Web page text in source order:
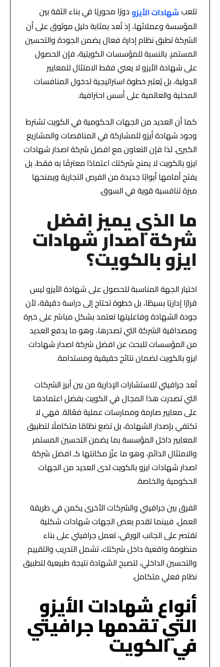
تلعبشهادات الأيزودورًا محوريًا في بناء الثقة بين
المؤسسة وعملائها، إذ تُعد بمثابة دليل موثوق على أن
الشركة تطبق نظام إدارة فعال يضمن الجودة والتحسين
المستمر. بالنسبة للمؤسسات الكويتية، فإن الحصول
على شهادة الأيزو لا يعني فقط الامتثال للمعايير
الدولية، بل يُعتبر خطوة استراتيجية لدخول المنافسات
المحلية والعالمية على أسس احترافية.
كما أن العديد من الجهات الحكومية في الكويت تشترط
وجود شهادة أيزو للمشاركة في المناقصات والمشاريع
الكبرى. لذا فإن التعاون مع افضل شركة اصدار شهادات
ايزو بالكويت لا يمنح شركتك اعتمادًا معترفًا به فقط، بل
يفتح أمامها أبوابًا جديدة من الفرص التجارية ويمنحها
ميزة تنافسية قوية في السوق.
ما الذي يميز افضل
شركة اصدار شهادات
ايزو بالكويت؟
اختيار الجهة المناسبة للحصول على شهادة الأيزو ليس
قرارًا إداريًا بسيطًا، بل خطوة تحتاج إلى دراسة دقيقة، لأن
جودة الشهادة وفاعليتها تعتمد بشكل مباشر على خبرة
ومصداقية الشركة التي تصدرها، وهو ما يدفع العديد
من المؤسسات للبحث عن افضل شركة اصدار شهادات
ايزو بالكويت لضمان نتائج حقيقية ومستدامة.
تُعد جرافيتي للاستشارات الإدارية من بين أبرز الشركات
التي تصدرت هذا المجال في الكويت بفضل اعتمادها
على معايير صارمة وممارسات عملية فعّالة. فهي لا
تكتفي بإصدار الشهادة، بل تضع نظامًا متكاملًا لتطبيق
المعايير داخل المؤسسة بما يضمن التحسين المستمر
والامتثال الدائم، وهو ما عزّز مكانتها كـ افضل شركة
اصدار شهادات ايزو بالكويت لدى العديد من الجهات
الحكومية والخاصة.
الفرق بين جرافيتي والشركات الأخرى يكمن في طريقة
العمل. فبينما تقدم بعض الجهات شهادات شكلية
تقتصر على الجانب الورقي، تعمل جرافيتي على بناء
منظومة واقعية داخل شركتك، تشمل التدريب والتقييم
والتحسين الداخلي، لتصبح الشهادة نتيجة طبيعية لتطبيق
نظام فعلي متكامل.
أنواع شهادات الأيزو
التي تقدمها جرافيتي
في الكويت